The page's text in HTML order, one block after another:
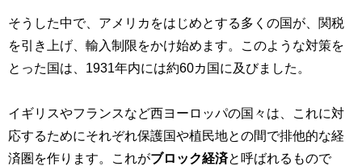
そうした中で、アメリカをはじめとする多くの国が、関税
を引き上げ、輸入制限をかけ始めます。このような対策を
とった国は、1931年内には約60カ国に及びました。
イギリスやフランスなど西ヨーロッパの国々は、これに対
応するためにそれぞれ保護国や植民地との間で排他的な経
済圏を作ります。これがブロック経済と呼ばれるもので